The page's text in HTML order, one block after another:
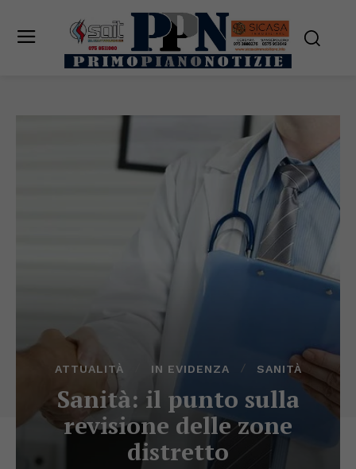
ATTUALITÀ IN EVIDENZA SANITÀ
Sanità: il punto sulla
revisione delle zone
distretto